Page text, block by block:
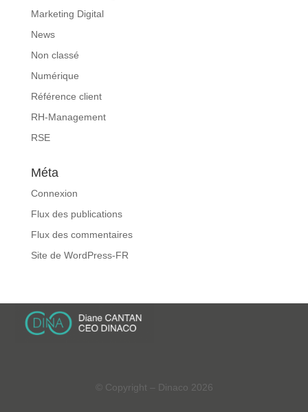
Marketing Digital
News
Non classé
Numérique
Référence client
RH-Management
RSE
Méta
Connexion
Flux des publications
Flux des commentaires
Site de WordPress-FR
© Copyright – Dinaco 2026